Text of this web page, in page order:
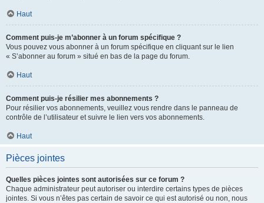
Haut
Comment puis-je m’abonner à un forum spécifique ?
Vous pouvez vous abonner à un forum spécifique en cliquant sur le lien
« S’abonner au forum » situé en bas de la page du forum.
Haut
Comment puis-je résilier mes abonnements ?
Pour résilier vos abonnements, veuillez vous rendre dans le panneau de
contrôle de l’utilisateur et suivre le lien vers vos abonnements.
Haut
Pièces jointes
Quelles pièces jointes sont autorisées sur ce forum ?
Chaque administrateur peut autoriser ou interdire certains types de pièces
jointes. Si vous n’êtes pas certain de savoir ce qui est autorisé ou non, nous